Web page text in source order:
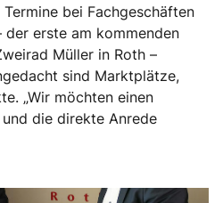
bei Fachgeschäften
erste am kommenden
Müller in Roth –
sind Marktplätze,
„Wir möchten einen
die direkte Anrede